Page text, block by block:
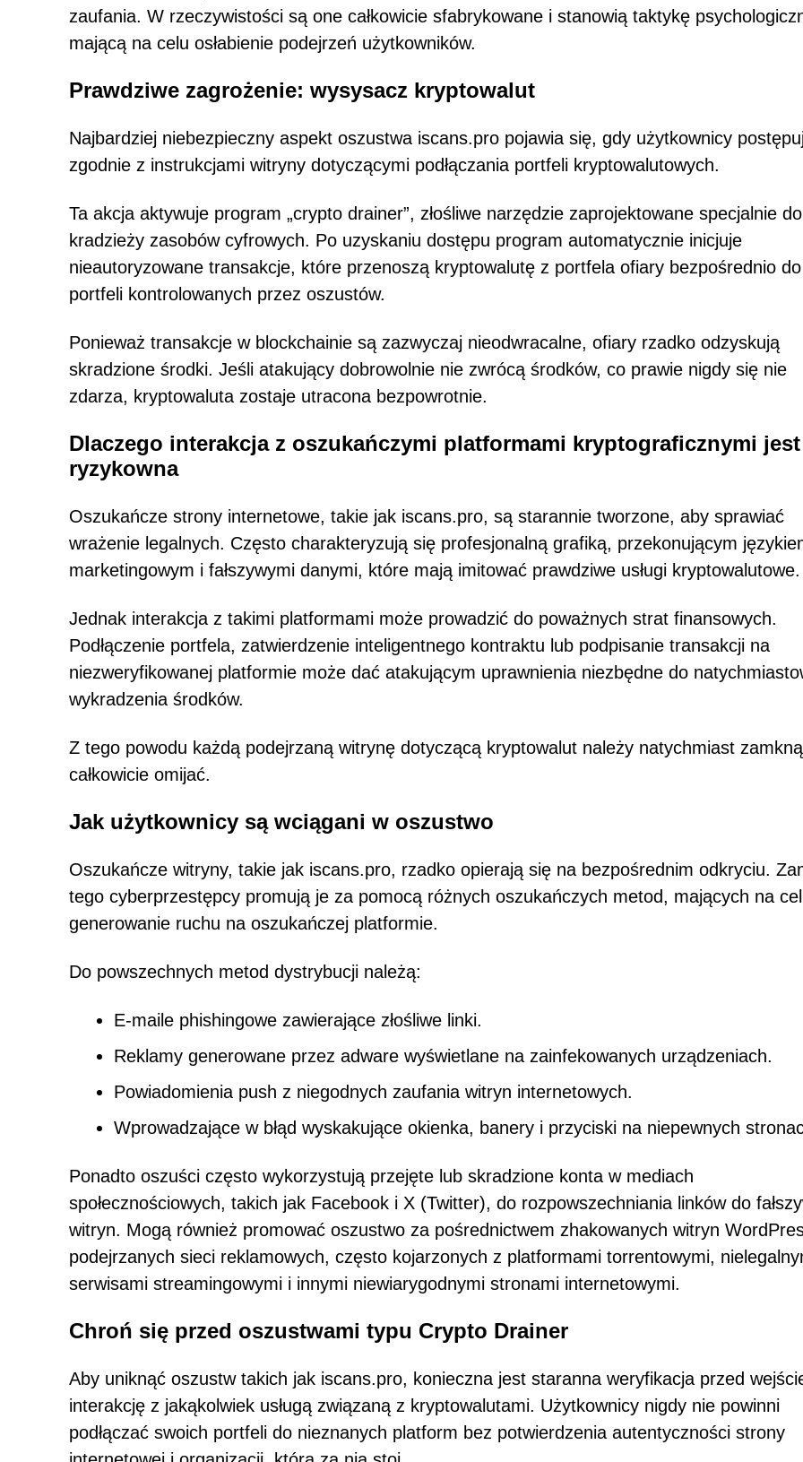
zaufania. W rzeczywistości są one całkowicie sfabrykowane i stanowią taktykę
mającą na celu osłabienie podejrzeń użytkowników.
Prawdziwe zagrożenie: wysysacz kryptowalut
Najbardziej niebezpieczny aspekt oszustwa iscans.pro pojawia się, gdy użytkownicy
zgodnie z instrukcjami witryny dotyczącymi podłączania portfeli kryptowalutowych.
Ta akcja aktywuje program „crypto drainer”, złośliwe narzędzie zaprojektowane specjalnie do
kradzieży zasobów cyfrowych. Po uzyskaniu dostępu program automatycznie inicjuje
nieautoryzowane transakcje, które przenoszą kryptowalutę z portfela ofiary bezpośrednio do
portfeli kontrolowanych przez oszustów.
Ponieważ transakcje w blockchainie są zazwyczaj nieodwracalne, ofiary rzadko odzyskują
skradzione środki. Jeśli atakujący dobrowolnie nie zwrócą środków, co prawie nigdy się nie
zdarza, kryptowaluta zostaje utracona bezpowrotnie.
Dlaczego interakcja z oszukańczymi platformami kryptograficznymi jest
ryzykowna
Oszukańcze strony internetowe, takie jak iscans.pro, są starannie tworzone, aby sprawiać
wrażenie legalnych. Często charakteryzują się profesjonalną grafiką, przekonującym
marketingowym i fałszywymi danymi, które mają imitować prawdziwe usługi kryptowalutowe.
Jednak interakcja z takimi platformami może prowadzić do poważnych strat finansowych.
Podłączenie portfela, zatwierdzenie inteligentnego kontraktu lub podpisanie transakcji na
niezweryfikowanej platformie może dać atakującym uprawnienia niezbędne do
wykradzenia środków.
Z tego powodu każdą podejrzaną witrynę dotyczącą kryptowalut należy natychmiast
całkowicie omijać.
Jak użytkownicy są wciągani w oszustwo
Oszukańcze witryny, takie jak iscans.pro, rzadko opierają się na bezpośrednim odkryciu.
tego cyberprzestępcy promują je za pomocą różnych oszukańczych metod, mających na
generowanie ruchu na oszukańczej platformie.
Do powszechnych metod dystrybucji należą:
E-maile phishingowe zawierające złośliwe linki.
Reklamy generowane przez adware wyświetlane na zainfekowanych urządzeniach.
Powiadomienia push z niegodnych zaufania witryn internetowych.
Wprowadzające w błąd wyskakujące okienka, banery i przyciski na niepewnych
Ponadto oszuści często wykorzystują przejęte lub skradzione konta w mediach
społecznościowych, takich jak Facebook i X (Twitter), do rozpowszechniania linków do
witryn. Mogą również promować oszustwo za pośrednictwem zhakowanych witryn
podejrzanych sieci reklamowych, często kojarzonych z platformami torrentowymi,
serwisami streamingowymi i innymi niewiarygodnymi stronami internetowymi.
Chroń się przed oszustwami typu Crypto Drainer
Aby uniknąć oszustw takich jak iscans.pro, konieczna jest staranna weryfikacja przed
interakcję z jakąkolwiek usługą związaną z kryptowalutami. Użytkownicy nigdy nie powinni
podłączać swoich portfeli do nieznanych platform bez potwierdzenia autentyczności strony